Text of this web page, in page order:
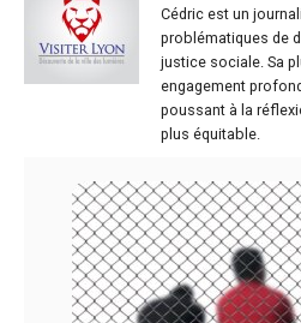
Cédric est un
problématiques de
justice sociale. Sa
engagement
poussant à la
plus équitable.